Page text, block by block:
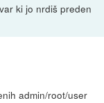
ki jo nrdiš preden
admin/root/user